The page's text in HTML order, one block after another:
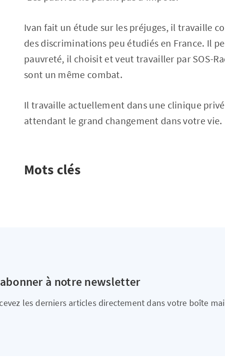
Ivan fait un étude sur les préjuges, il travaille
des discriminations peu étudiés en France. Il
pauvreté, il choisit et veut travailler par SOS-
sont un même combat.
Il travaille actuellement dans une clinique
attendant le grand changement dans votre vie.
Mots clés
à notre newsletter
les derniers articles directement dans votre boîte